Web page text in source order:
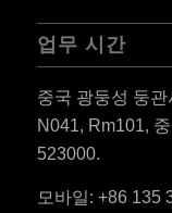
업무 시간
중국 광둥성 둥
N041, Rm101,
523000.
모바일: +86 135
ES_MX